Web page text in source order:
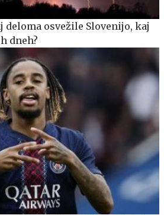
deloma osvežile Slovenijo, kaj
dneh?